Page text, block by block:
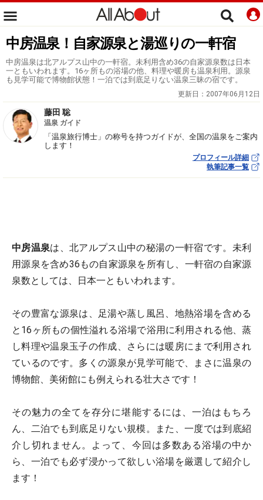
中房温泉！自家源泉と湯巡りの一軒宿
中房温泉は北アルプス山中の一軒宿。未利用含め36の自家源泉数は日本
一ともいわれます。16ヶ所もの浴場の他、料理や暖房も温泉利用。源泉
も見学可能で博物館状態！一泊では到底足りない温泉三昧の宿です。
更新日： 2007年06月12日
藤田 聡
温泉 ガイド
「温泉旅行博士」の称号を持つガイドが、全国の温泉をご案内
します！
プロフィール詳細
執筆記事一覧
中房温泉は、北アルプス山中の秘湯の一軒宿です。未利
用源泉を含め36もの自家源泉を所有し、一軒宿の自家源
泉数としては、日本一ともいわれます。
その豊富な源泉は、足湯や蒸し風呂、地熱浴場を含める
と16ヶ所もの個性溢れる浴場で浴用に利用される他、蒸
し料理や温泉玉子の作成、さらには暖房にまで利用され
ているのです。多くの源泉が見学可能で、まさに温泉の
博物館、美術館にも例えられる壮大さです！
その魅力の全てを存分に堪能するには、一泊はもちろ
ん、二泊でも到底足りない規模。また、一度では到底紹
介し切れません。よって、今回は多数ある浴場の中か
ら、一泊でも必ず浸かって欲しい浴場を厳選して紹介し
ます！